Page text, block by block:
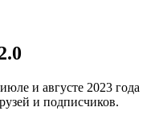
и августе 2023 года
и подписчиков.